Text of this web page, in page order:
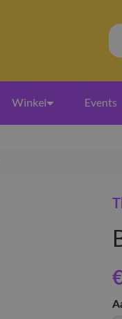
Winkel Events